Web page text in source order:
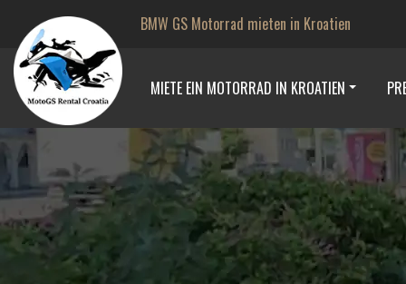
BMW GS Motorrad mieten in Kroatien
MIETE EIN MOTORRAD IN KROATIEN